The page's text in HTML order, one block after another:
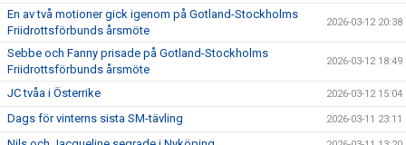
En av två motioner gick igenom på Gotland-Stockholms
Friidrottsförbunds årsmöte
2026-03-12 20:38
Sebbe och Fanny prisade på Gotland-Stockholms
Friidrottsförbunds årsmöte
2026-03-12 18:49
JC tvåa i Österrike 2026-03-12 15:04
Dags för vinterns sista SM-tävling 2026-03-11 23:11